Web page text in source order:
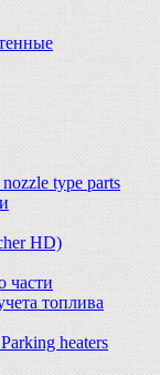
type parts
HD)
части
топлива
heaters